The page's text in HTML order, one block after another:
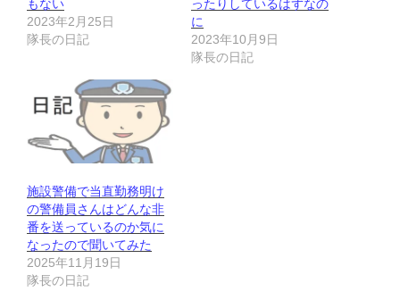
もない
2023年2月25日
隊長の日記
ったりしているはずなの
に
2023年10月9日
隊長の日記
施設警備で当直勤務明け
の警備員さんはどんな非
番を送っているのか気に
なったので聞いてみた
2025年11月19日
隊長の日記